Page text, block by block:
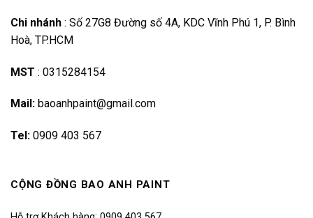
Chi nhánh : Số 27G8 Đường số 4A, KDC Vĩnh Phú 1, P. Bình
Hoà, TP.HCM
MST : 0315284154
Mail: baoanhpaint@gmail.com
Tel: 0909 403 567
CỘNG ĐỒNG BAO ANH PAINT